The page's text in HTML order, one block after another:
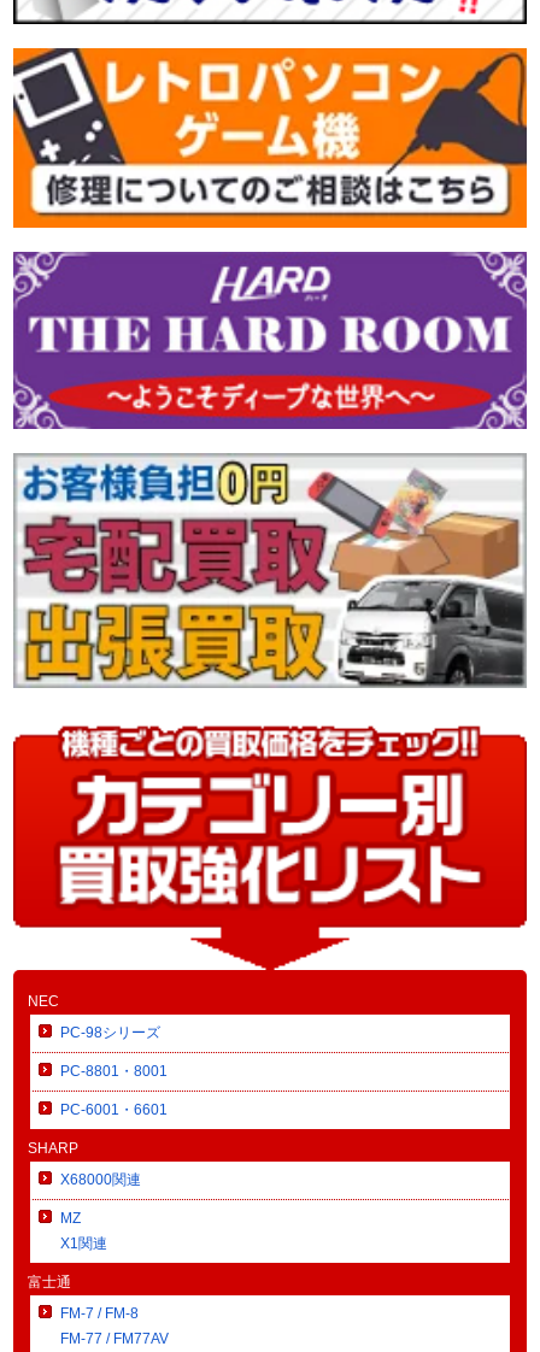
NEC
PC-98シリーズ
PC-8801・8001
PC-6001・6601
SHARP
X68000関連
MZ
X1関連
富士通
FM-7 / FM-8
FM-77 / FM77AV